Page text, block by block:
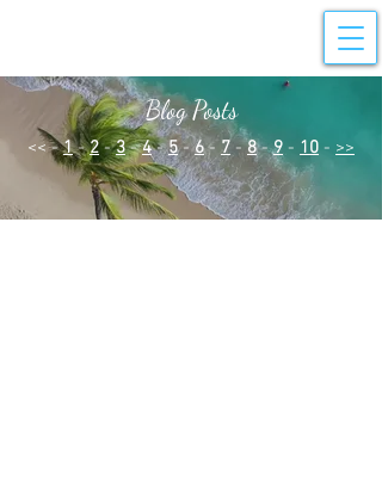
Blog Posts
<< - 1 - 2-3 -4 -5-6- 7 -8 - 9 - 10 - >>